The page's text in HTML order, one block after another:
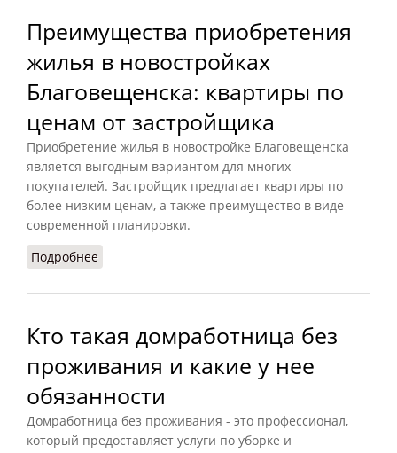
Преимущества приобретения
жилья в новостройках
Благовещенска: квартиры по
ценам от застройщика
Приобретение жилья в новостройке Благовещенска
является выгодным вариантом для многих
покупателей. Застройщик предлагает квартиры по
более низким ценам, а также преимущество в виде
современной планировки.
Подробнее
ценам от застройщика
Кто такая домработница без
проживания и какие у нее
обязанности
Домработница без проживания - это профессионал,
который предоставляет услуги по уборке и